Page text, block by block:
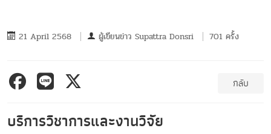
21 April 2568 ผู้เขียนข่าว Supattra Donsri 701 ครั้ง
กลับ
บริการวิชาการและงานวิจัย